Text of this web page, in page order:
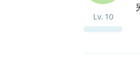
Lv. 10